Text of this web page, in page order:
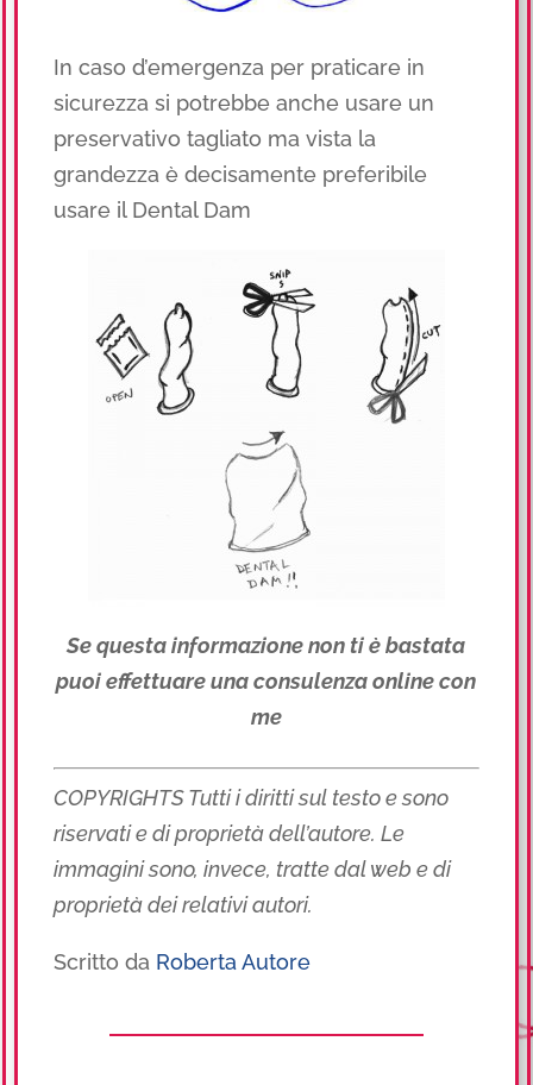
In caso d’emergenza per praticare in
sicurezza si potrebbe anche usare un
preservativo tagliato ma vista la
grandezza è decisamente preferibile
usare il Dental Dam
Se questa informazione non ti è bastata
puoi effettuare una consulenza online con
me
COPYRIGHTS Tutti i diritti sul testo e sono
riservati e di proprietà dell’autore. Le
immagini sono, invece, tratte dal web e di
proprietà dei relativi autori.
Scritto da Roberta Autore